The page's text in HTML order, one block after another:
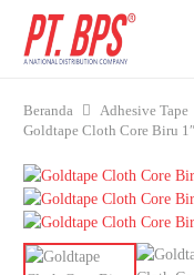
Beranda Adhesive Tape
Goldtape Cloth Core Biru 1″